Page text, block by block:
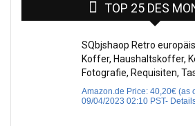
TOP 25 DES
SQbjshaop Retro
Koffer, Haushaltskoffer,
Fotografie, Requisiten,
Amazon.de Price: 40,20€ (as
09/04/2023 02:10 PST-